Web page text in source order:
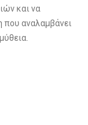
και να
που αναλαμβάνει